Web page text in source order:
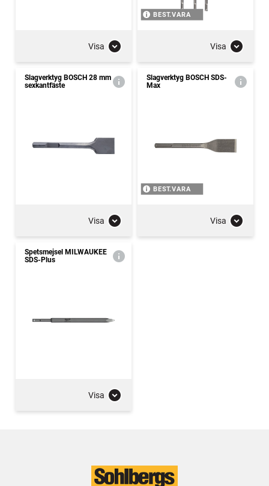
Visa
BEST.VARA
Visa
Slagverktyg BOSCH 28 mm
sexkantfäste
Visa
Slagverktyg BOSCH SDS-
Max
BEST.VARA
Visa
Spetsmejsel MILWAUKEE
SDS-Plus
Visa